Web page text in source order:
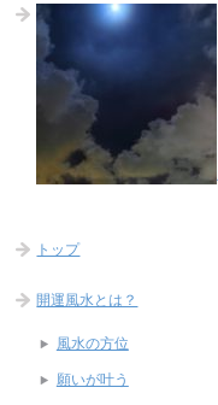
トップ
開運風水とは？
風水の方位
願いが叶う